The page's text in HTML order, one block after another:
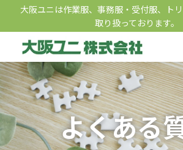
テ
へ
ス
キ
ッ
プ
ゲ
ョ
ン
に
移
動
大阪ユニは作業服、事務服・受付服、ト
取り扱っております。
よくある